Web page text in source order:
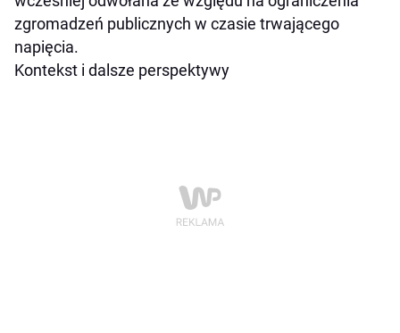
zgromadzeń publicznych w czasie trwającego
napięcia.
Kontekst i dalsze perspektywy